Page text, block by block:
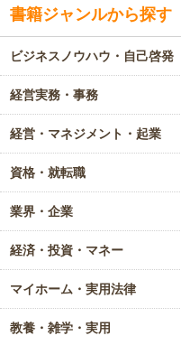
書籍ジャンルから探す
ビジネスノウハウ・自己啓発
経営実務・事務
経営・マネジメント・起業
資格・就転職
業界・企業
経済・投資・マネー
マイホーム・実用法律
教養・雑学・実用